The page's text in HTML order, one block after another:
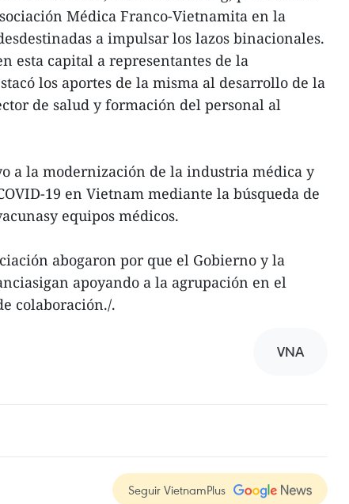
Médica Franco-Vietnamita en la
a impulsar los lazos binacionales.
esta capital a representantes de la
los aportes de la misma al desarrollo de la
de salud y formación del personal al
a la modernización de la industria médica y
19 en Vietnam mediante la búsqueda de
equipos médicos.
abogaron por que el Gobierno y la
apoyando a la agrupación en el
colaboración./.
VNA
Seguir VietnamPlus